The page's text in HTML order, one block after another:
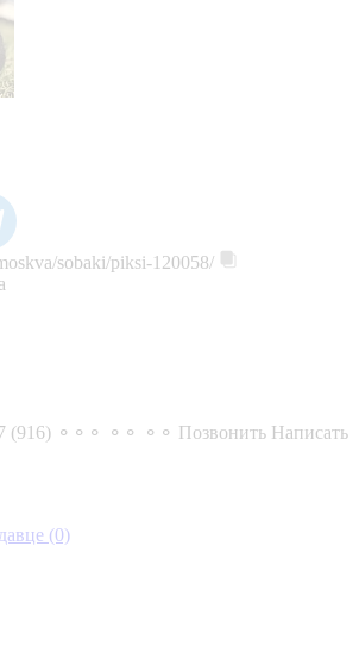
sobaki/piksi-120058/
(916) ⚬⚬⚬ ⚬⚬ ⚬⚬ Позвонить Написать
(0)